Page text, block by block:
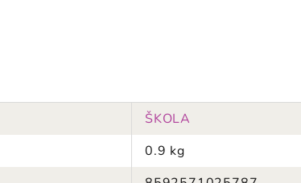
ŠKOLA
0.9 kg